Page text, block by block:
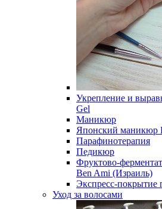
Укрепление и
Gel
Маникюр
Японский маникюр
Парафинотерапия
Педикюр
Фруктово-
Ben Ami (Израиль)
Экспресс-покрытие
Уход за волосами